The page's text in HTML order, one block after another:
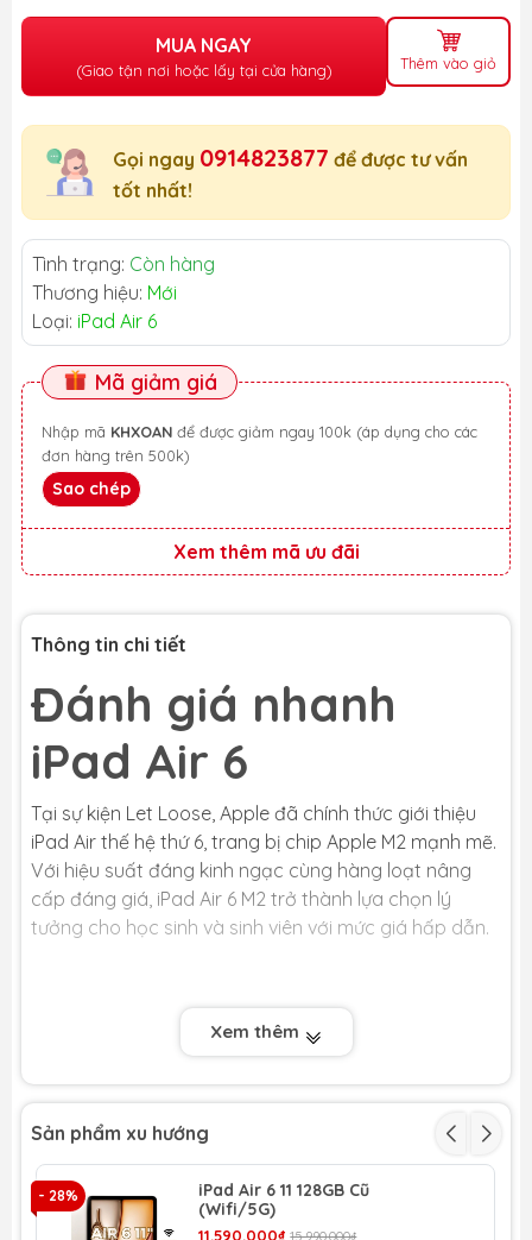
MUA NGAY
(Giao tận nơi hoặc lấy tại cửa hàng) Thêm vào giỏ
Gọi ngay 0914823877 để được tư vấn
tốt nhất!
Tình trạng: Còn hàng
Thương hiệu: Mới
Loại: iPad Air 6
Mã giảm giá
Nhập mã KHXOAN
đơn hàng trên 500k)
Sao chép
Xem thêm mã ưu đãi
Thông tin chi tiết
Đánh giá nhanh
iPad Air 6
Tại sự kiện Let Loose, Apple đã chính thức giới thiệu
iPad Air thế hệ thứ 6, trang bị chip Apple M2 mạnh mẽ.
Với hiệu suất đáng kinh ngạc cùng hàng loạt nâng
cấp đáng giá, iPad Air 6 M2 trở thành lựa chọn lý
tưởng cho học sinh và sinh viên với mức giá hấp dẫn.
Thiết kế của iPad Air 6 vẫn giữ nguyên so với thế hệ
trước, ngoại trừ vị trí camera trước đã được di chuyển
sang cạnh ngang để thuận tiện cho việc gọi video.
Xem thêm
Sản phẩm xu hướng
- 28%
iPad Air 6 11 128GB Cũ
(Wifi/5G)
11.590.000₫ 15.990.000₫